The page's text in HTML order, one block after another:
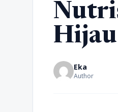
Eka
Author